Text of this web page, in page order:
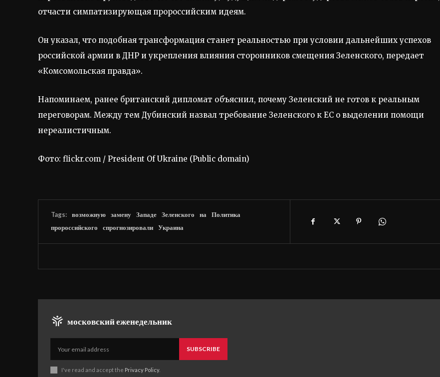
отчасти симпатизирующая пророссийским идеям.
Он указал, что подобная трансформация станет реальностью при условии дальнейших успехов
российской армии в ДНР и укрепления влияния сторонников смещения Зеленского, передает
«Комсомольская правда».
Напоминаем, ранее британский дипломат объяснил, почему Зеленский не готов к реальным
переговорам. Между тем Дубинский назвал требование Зеленского к ЕС о выделении помощи
нереалистичным.
Фото: flickr.com / President Of Ukraine (Public domain)
Tags: возможную замену Западе Зеленского на
Политика
пророссийского
спрогнозировали Украина
московский еженедельник
SUBSCRIBE
I've read and accept the Privacy Policy.